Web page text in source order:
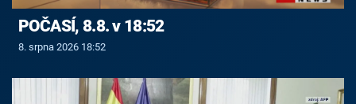
POČASÍ, 8.8. v 18:52
8. srpna 2026 18:52